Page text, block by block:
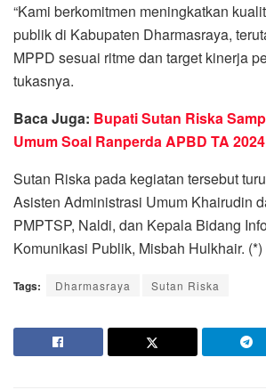
“Kami berkomitmen meningkatkan
publik di Kabupaten Dharmasraya,
MPPD sesuai ritme dan target kinerja
tukasnya.
Baca Juga: Bupati Sutan Riska
Umum Soal Ranperda APBD TA 2024
Sutan Riska pada kegiatan tersebut
Asisten Administrasi Umum Khairudin
PMPTSP, Naldi, dan Kepala Bidang
Komunikasi Publik, Misbah Hulkhair. (*)
Tags: Dharmasraya Sutan Riska